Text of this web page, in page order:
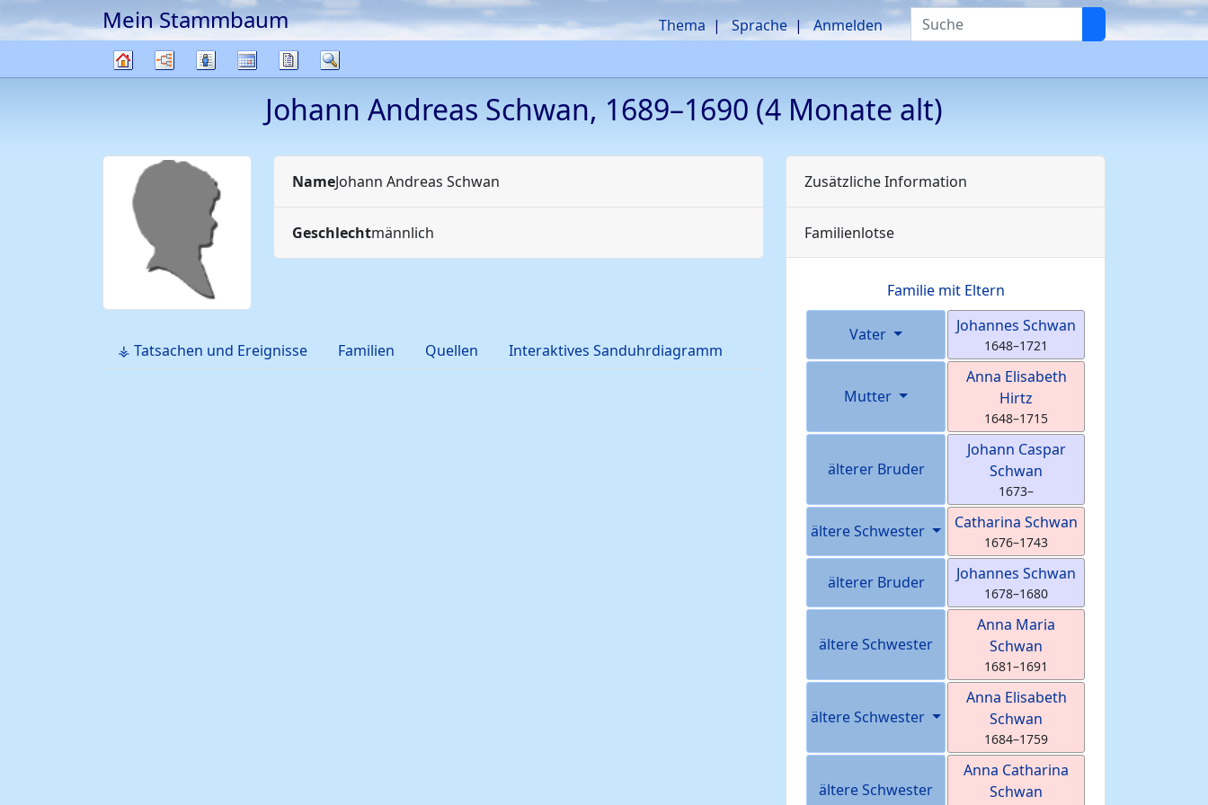
Weiter zu Hauptseite
Mein Stammbaum Suche
Thema Sprache Anmelden
Diagramme
Listen KalenderBerichte
Johann Andreas Schwan, 1689–1690 (4 Monate alt)
NameJohann Andreas Schwan
Geschlechtmännlich
⚶ Tatsachen und Ereignisse Familien Quellen Interaktives Sanduhrdiagramm
Zusätzliche Information
Familienlotse
Familie mit Eltern
Vater Johannes Schwan
1648–1721
Mutter
Anna Elisabeth
Hirtz
1648–1715
älterer Bruder
Johann Caspar
Schwan
1673–
ältere Schwester Catharina Schwan
1676–1743
älterer Bruder Johannes Schwan
1678–1680
ältere Schwester
Anna Maria
Schwan
1681–1691
ältere Schwester
Anna Elisabeth
Schwan
1684–1759
ältere Schwester
Anna Catharina
Schwan